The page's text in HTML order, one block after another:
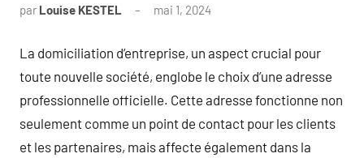
par Louise KESTEL mai 1, 2024
La domiciliation d’entreprise, un aspect crucial pour
toute nouvelle société, englobe le choix d’une adresse
professionnelle officielle. Cette adresse fonctionne non
seulement comme un point de contact pour les clients
et les partenaires, mais affecte également dans la